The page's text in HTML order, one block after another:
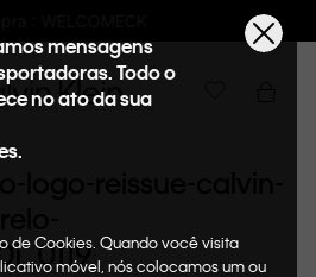
Frete GRÁTIS nas
mensagens
Todo o
no ato da sua
de Cookies. Quando você visita
móvel, nós colocamos um ou
logo-reissue-calvin-